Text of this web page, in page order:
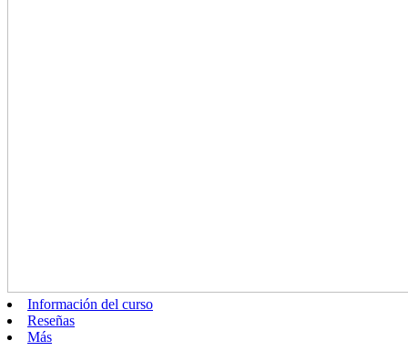
Información del curso
Reseñas
Más